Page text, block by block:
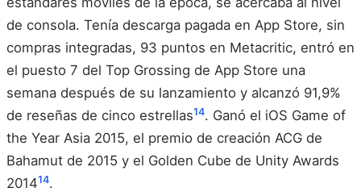
de consola. Tenía descarga pagada en App Store, sin
compras integradas, 93 puntos en Metacritic, entró en
el puesto 7 del Top Grossing de App Store una
semana después de su lanzamiento y alcanzó 91,9%
de reseñas de cinco estrellas14. Ganó el iOS Game of
the Year Asia 2015, el premio de creación ACG de
Bahamut de 2015 y el Golden Cube de Unity Awards
201414.